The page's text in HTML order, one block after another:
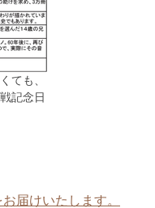
ても、
記念日
届けいたします。